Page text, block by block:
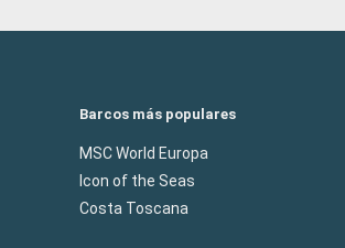
Barcos más populares
MSC World Europa
Icon of the Seas
Costa Toscana